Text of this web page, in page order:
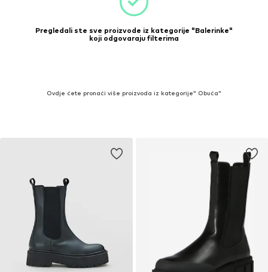
Pregledali ste sve proizvode iz kategorije "Balerinke"
koji odgovaraju filterima
Ovdje ćete pronaći više proizvoda iz kategorije" Obuća"